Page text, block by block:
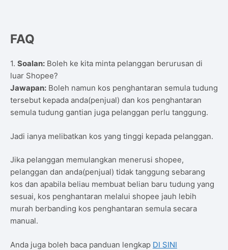
FAQ
1. Soalan: Boleh ke kita minta pelanggan berurusan di
luar Shopee?
Jawapan: Boleh namun kos penghantaran semula tudung
tersebut kepada anda(penjual) dan kos penghantaran
semula tudung gantian juga pelanggan perlu tanggung.
Jadi ianya melibatkan kos yang tinggi kepada pelanggan.
Jika pelanggan memulangkan menerusi shopee,
pelanggan dan anda(penjual) tidak tanggung sebarang
kos dan apabila beliau membuat belian baru tudung yang
sesuai, kos penghantaran melalui shopee jauh lebih
murah berbanding kos penghantaran semula secara
manual.
Anda juga boleh baca panduan lengkap DI SINI